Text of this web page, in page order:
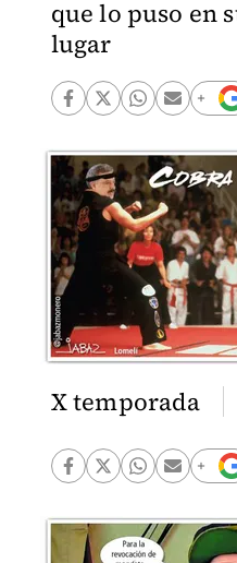
que lo puso en
lugar
X temporada